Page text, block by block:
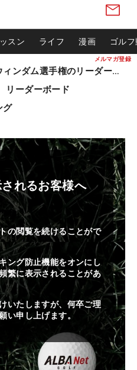
メルマガ登録
スン ライフ 漫画 ゴル
松山英樹ら出場 ウィンダム選手権のリーダーボード
ーダーボード
グ
れるお客様へ
の閲覧を続けることがで
ング防止機能をオンにし
繁に表示されることがあ
いたしますが、何卒ご理
い申し上げます。